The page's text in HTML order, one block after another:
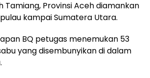
Tamiang, Provinsi Aceh diamankan
kampai Sumatera Utara.
BQ petugas menemukan 53
yang disembunyikan di dalam